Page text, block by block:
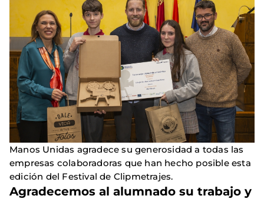
Manos Unidas agradece su generosidad a todas las
empresas colaboradoras que han hecho posible esta
edición del Festival de Clipmetrajes.
Agradecemos al alumnado su trabajo y